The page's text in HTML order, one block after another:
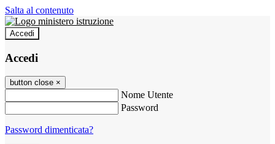
Salta al contenuto
Accedi
Accedi
button close ×
Nome Utente
Password
Password dimenticata?